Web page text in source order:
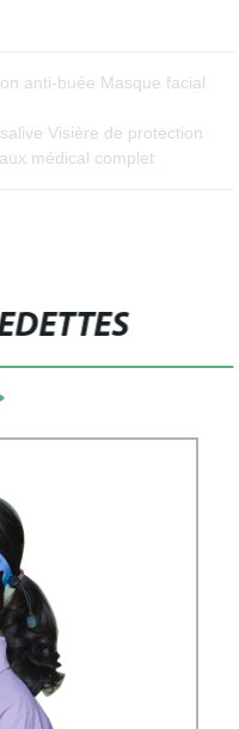
anti-buée Masque facial
Visière de protection
médical complet